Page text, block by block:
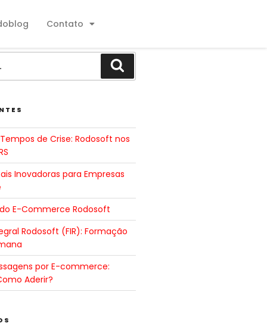
Contato
de Crise: Rodosoft nos
Inovadoras para Empresas
E-Commerce Rodosoft
Rodosoft (FIR): Formação
por E-commerce:
Aderir?